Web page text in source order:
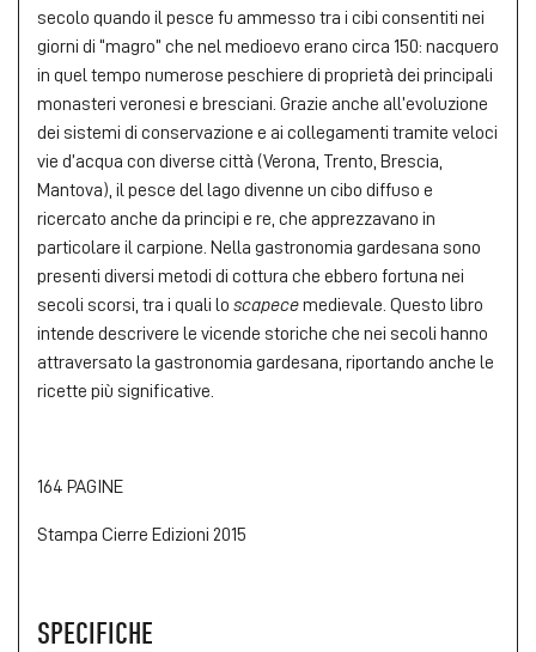
secolo quando il pesce fu ammesso tra i cibi consentiti nei
giorni di “magro” che nel medioevo erano circa 150: nacquero
in quel tempo numerose peschiere di proprietà dei principali
monasteri veronesi e bresciani. Grazie anche all’evoluzione
dei sistemi di conservazione e ai collegamenti tramite veloci
vie d’acqua con diverse città (Verona, Trento, Brescia,
Mantova), il pesce del lago divenne un cibo diffuso e
ricercato anche da principi e re, che apprezzavano in
particolare il carpione. Nella gastronomia gardesana sono
presenti diversi metodi di cottura che ebbero fortuna nei
secoli scorsi, tra i quali lo scapecemedievale. Questo libro
intende descrivere le vicende storiche che nei secoli hanno
attraversato la gastronomia gardesana, riportando anche le
ricette più significative.
164 PAGINE
Stampa Cierre Edizioni 2015
SPECIFICHE